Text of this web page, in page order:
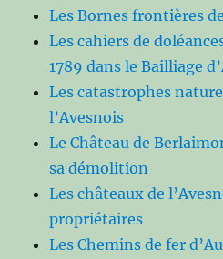
Les Bornes frontières
Les cahiers de
1789 dans le Bailliage
Les catastrophes
l’Avesnois
Le Château de
sa démolition
Les châteaux de
propriétaires
Les Chemins de fer